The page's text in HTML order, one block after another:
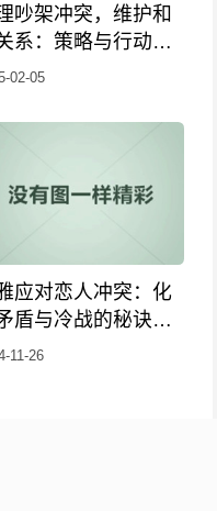
吵架冲突，维护和
系：策略与行动指
02-05
应对恋人冲突：化
盾与冷战的秘诀攻
11-26